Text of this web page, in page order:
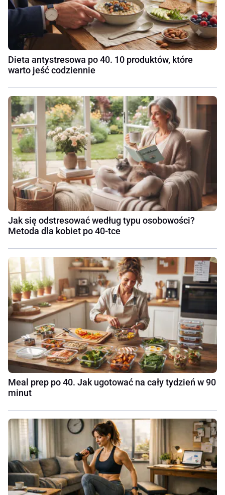
Dieta antystresowa po 40. 10 produktów, które
warto jeść codziennie
Jak się odstresować według typu osobowości?
Metoda dla kobiet po 40-tce
Meal prep po 40. Jak ugotować na cały tydzień w 90
minut